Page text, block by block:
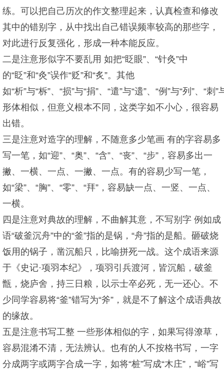
练。可以把自己历次的作文整理起来，认真检查和修改
其中的错别字，从中找出自己错误频率较高的那些字，
对此进行反复强化，形成一种本能反应。
二是注意形似字不要乱用 如把“眨眼”、“针灸”中
的“眨”和“灸”误作“贬”和“炙”。其他
如“析”与“柝”、“损”与“捐”、“遣”与“遗”、“例”与“列”、“刺
形体相似，但意义根本不同，这类字如不小心，很容易
出错。
三是注意对造字的理解，不随意多少笔画 有的字容易多
写一笔，如“迎”、“奥”、“含”、“丧”、“步”，容易多出一
撇、一横、一点、一撇、一点。有的容易少写一笔，
如“梁”、“胸”、“零”、“拜”，容易缺一点、一竖、一点、
一横。
四是注意对典故的理解，不曲解其意，不写别字 例如成
语“破釜沉舟”中的“釜”指的是锅，“舟”指的是船。砸破烧
饭用的锅子，凿沉船只，比喻拼死一战。这个成语来源
于《史记·项羽本纪》，项羽引兵渡河，皆沉船，破釜
甑，烧庐舍，持三日粮，以示士卒必死，无一还心。不
少同学容易将“釜”错写为“斧”，就是不了解这个成语典故
的缘故。
五是注意书写工整 一些形体相似的字，如果写得潦草，
容易混淆不清，无法辨认。也有的人不按格书写，一字
分成两字或两字合成一字，如将“桩”写成“木庄”，“峪”写